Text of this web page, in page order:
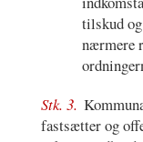
tilskud
nærmere
Stk. 3.
fastsætter og